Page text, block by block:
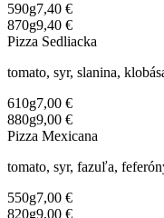
590g7,40 €
870g9,40 €
Pizza Sedliacka
tomato, syr, slanina,
610g7,00 €
880g9,00 €
Pizza Mexicana
tomato, syr, fazuľa,
550g7,00 €
820g9,00 €